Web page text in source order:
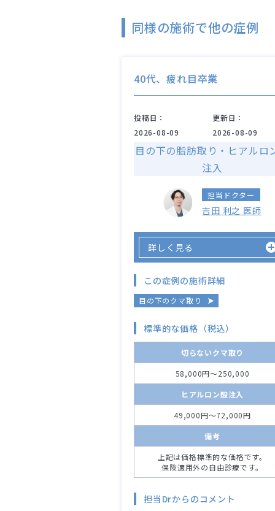
同様の施術で他の症例
40代、疲れ目卒業
投稿日：
2026-08-09
更新日：
2026-08-09
目の下の脂肪取り・ヒアルロ
注入
担当ドクター
吉田 利之 医師
詳しく見る
この症例の施術詳細
目の下のクマ取り
標準的な価格（税込）
切らないクマ取り
58,000円～250,000
ヒアルロン酸注入
49,000円～72,000円
備考
上記は価格標準的な価格です。
保険適用外の自由診療です。
担当Drからのコメント